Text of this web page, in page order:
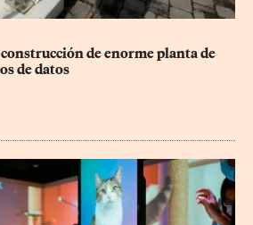
de enorme planta de
de datos